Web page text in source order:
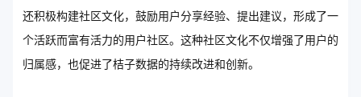
还积极构建社区文化，鼓励用户分享经验、提出建议，形成了一
个活跃而富有活力的用户社区。这种社区文化不仅增强了用户的
归属感，也促进了桔子数据的持续改进和创新。